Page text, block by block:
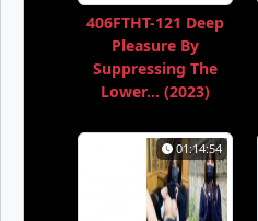
406FTHT-121 Deep
Pleasure By
Suppressing The
Lower... (2023)
01:14:54